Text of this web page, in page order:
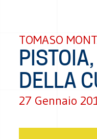
TOMASO
DELLA
27 Gennaio